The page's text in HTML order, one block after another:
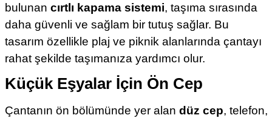
bulunan cırtlı kapama sistemi, taşıma sırasında
daha güvenli ve sağlam bir tutuş sağlar. Bu
tasarım özellikle plaj ve piknik alanlarında çantayı
rahat şekilde taşımanıza yardımcı olur.
Küçük Eşyalar İçin Ön Cep
Çantanın ön bölümünde yer alan düz cep, telefon,